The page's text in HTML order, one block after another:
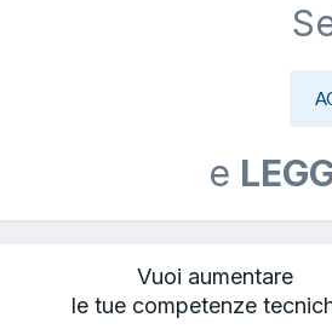
e
Vuoi aumentare
le tue competenze